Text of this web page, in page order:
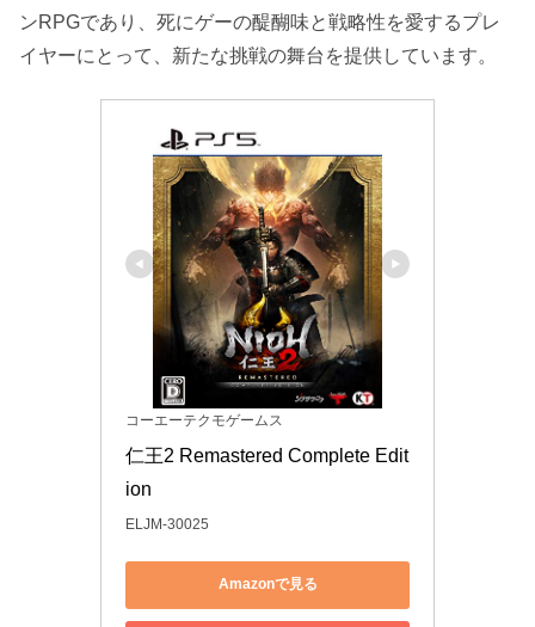
ンRPGであり、死にゲーの醍醐味と戦略性を愛するプレ
イヤーにとって、新たな挑戦の舞台を提供しています。
コーエーテクモゲームス
仁王2 Remastered Complete Edit
ion
ELJM-30025
Amazonで見る